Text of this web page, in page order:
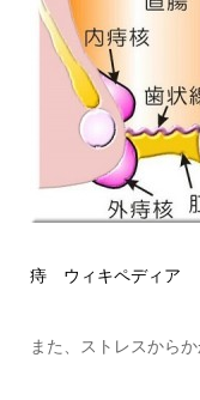
痔 ウィキペディア
また、ストレスから